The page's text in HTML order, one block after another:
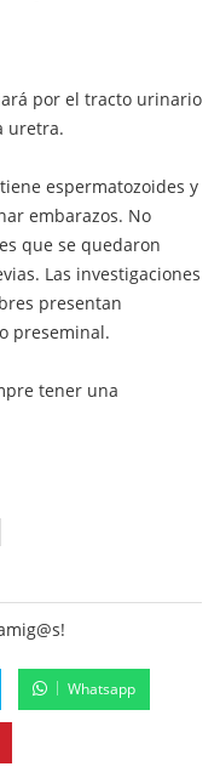
por el tracto urinario
uretra.
espermatozoides y
embarazos. No
que se quedaron
Las investigaciones
presentan
preseminal.
tener una
Whatsapp